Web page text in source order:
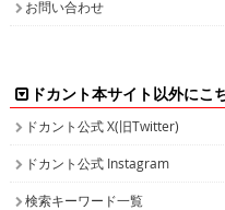
お問い合わせ
ドカント本サイト以外にこ
ドカント公式 X(旧Twitter)
ドカント公式 Instagram
検索キーワード一覧